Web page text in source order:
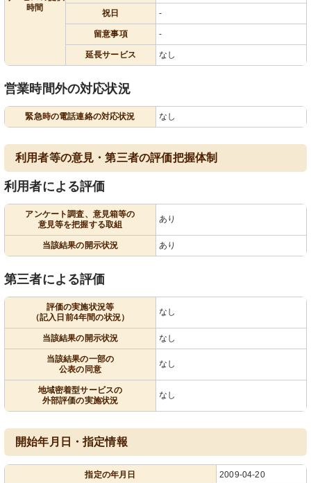
時間
祝日 -
留意事項 -
延長サービス なし
営業時間外の対応状況
緊急時の電話連絡の対応状況 なし
利用者等の意見・第三者の評価把握体制
利用者による評価
アンケート調査、意見箱等の
意見等を把握する取組
あり
当該結果の開示状況 あり
第三者による評価
評価の実施状況等
（記入日前4年間の状況）
なし
当該結果の開示状況 なし
当該結果の一部の
公表の同意
なし
地域密着型サービスの
外部評価の実施状況
なし
開始年月日・指定情報
指定の年月日 2009-04-20